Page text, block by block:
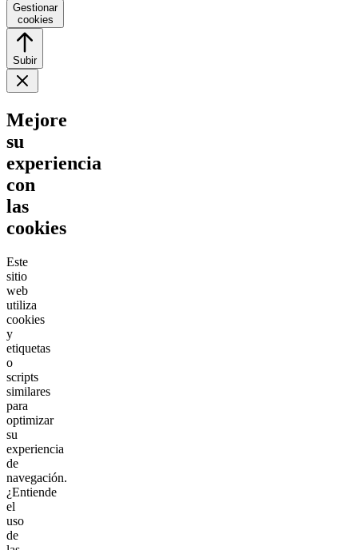
Gestionar
cookies
Subir
Mejore
su
experiencia
con
las
cookies
Este
sitio
web
utiliza
cookies
y
etiquetas
o
scripts
similares
para
optimizar
su
experiencia
de
navegación.
¿Entiende
el
uso
de